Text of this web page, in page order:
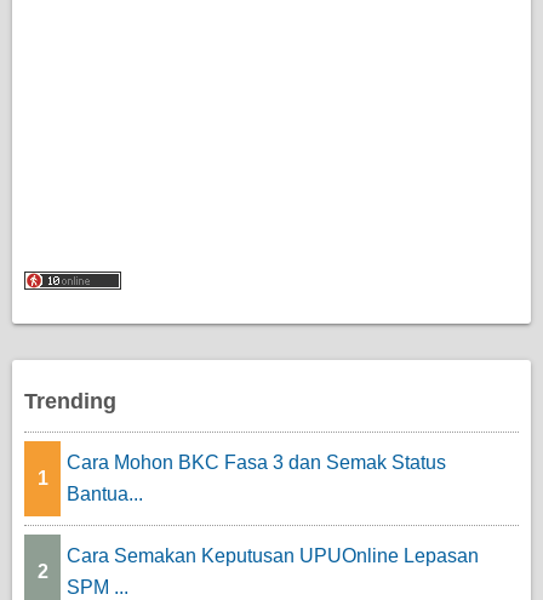
Trending
1
Cara Mohon BKC Fasa 3 dan Semak Status
Bantua...
2
Cara Semakan Keputusan UPUOnline Lepasan
SPM ...